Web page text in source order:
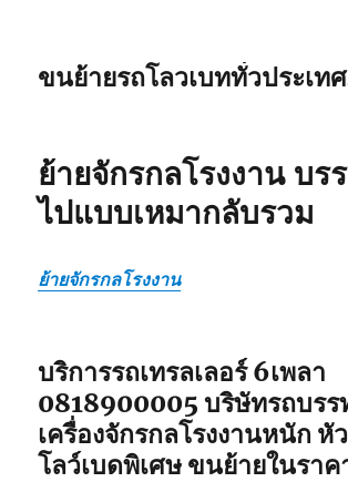
ขนย้ายรถโลวเบททั่วประเท
ย้ายจักรกลโรงงาน บร
ไปแบบเหมากลับรวม
ย้ายจักรกลโรงงาน
บริการรถเทรลเลอร์ 6เพลา
0818900005 บริษัทรถบร
เครื่องจักรกลโรงงานหนัก หั
โลว์เบดพิเศษ ขนย้ายในราค